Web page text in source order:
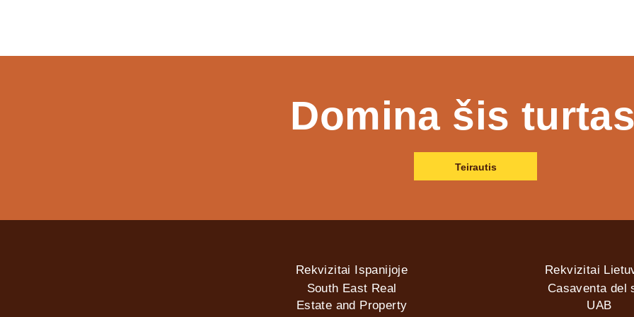
Domina šis
Teirautis
Rekvizitai Ispanijoje
South East Real
Estate and Property
Rekvizitai
Casaventa del
UAB